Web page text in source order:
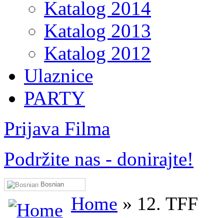
Katalog 2014
Katalog 2013
Katalog 2012
Ulaznice
PARTY
Prijava Filma
Podržite nas - donirajte!
Bosnian
Home » 12. TFF